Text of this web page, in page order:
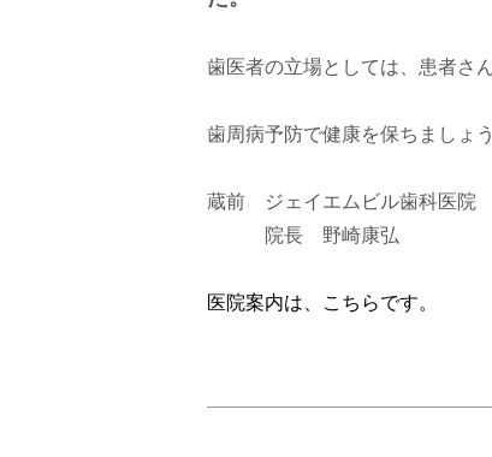
歯医者の立場としては、患者さ
歯周病予防で健康を保ちましょう
蔵前 ジェイエムビル歯科医院
院長 野崎康弘
医院案内は、こちらです。